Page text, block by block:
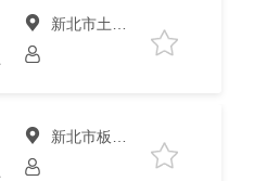
新北市土城區
新北市板橋區